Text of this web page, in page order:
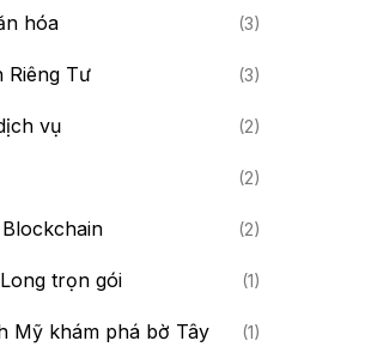
hóa (3)
Riêng Tư (3)
vụ (2)
(2)
(2)
trọn gói (1)
Mỹ khám phá bờ Tây (1)